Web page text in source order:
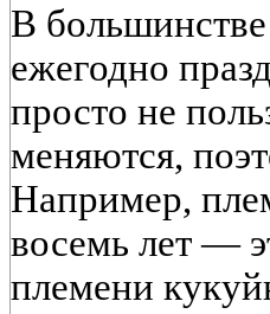
В
ежегодно
просто не
меняются,
Например,
восемь лет —
племени